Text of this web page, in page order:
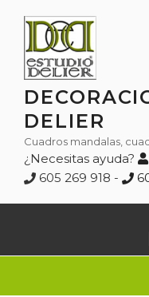
contenido
DELIER
Cuadros mandalas,
¿Necesitas ayuda?
605 269 918 -